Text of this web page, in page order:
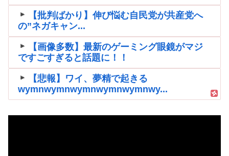
【批判ばかり】伸び悩む自民党が共産党へ
の”ネガキャン...
【画像多数】最新のゲーミング眼鏡がマジ
ですごすぎると話題に！！
【悲報】ワイ、夢精で起きる
wymnwymnwymnwymnwymnwy...